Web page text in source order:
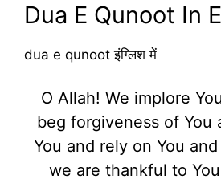
Dua E Qunoot In
dua e qunoot इंग्लिश में
O Allah! We implore
beg forgiveness of You
You and rely on You
we are thankful to